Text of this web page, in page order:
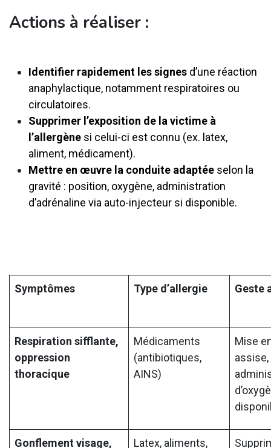
Actions à réaliser :
Identifier rapidement les signes d’une réaction
anaphylactique, notamment respiratoires ou
circulatoires.
Supprimer l’exposition de la victime à
l’allergène si celui-ci est connu (ex. latex,
aliment, médicament).
Mettre en œuvre la conduite adaptée selon la
gravité : position, oxygène, administration
d’adrénaline via auto-injecteur si disponible.
Symptômes Type d’allergie Geste
Respiration sifflante,
oppression
thoracique
Médicaments
(antibiotiques,
AINS)
Mise
assise,
Gonflement visage, Latex, aliments,